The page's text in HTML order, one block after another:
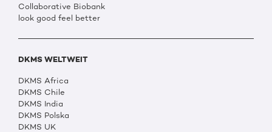
Collaborative Biobank
look good feel better
DKMS WELTWEIT
DKMS Africa
DKMS Chile
DKMS India
DKMS Polska
DKMS UK